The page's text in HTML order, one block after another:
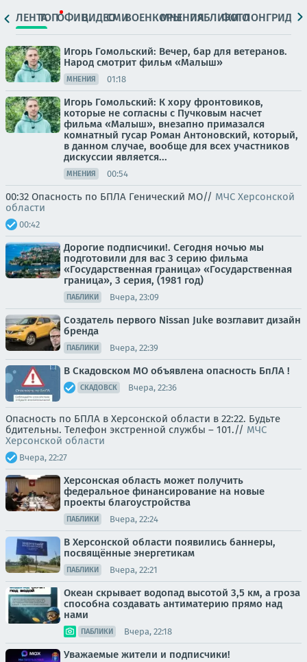
ЛЕНТАТОПОФИЦ.ВИДЕОСМИВОЕНКОРЫМНЕНИЯПАБЛИКИ
ФОТОЛОНГРИДЫ
Игорь Гомольский: Вечер, бар для ветеранов.
Народ смотрит фильм «Малыш»
МНЕНИЯ 01:18
Игорь Гомольский: К хору фронтовиков,
которые не согласны с Пучковым насчет
фильма «Малыш», внезапно примазался
комнатный гусар Роман Антоновский, который,
в данном случае, вообще для всех участников
дискуссии является...
МНЕНИЯ 00:54
00:32 Опасность по БПЛА Генический МО// МЧС Херсонской
области
00:42
Дорогие подписчики!. Сегодня ночью мы
подготовили для вас 3 серию фильма
«Государственная граница» «Государственная
граница», 3 серия, (1981 год)
ПАБЛИКИ Вчера, 23:09
Создатель первого Nissan Juke возглавит дизайн
бренда
ПАБЛИКИ Вчера, 22:39
В Скадовском МО объявлена опасность БпЛА !
СКАДОВСК Вчера, 22:36
Опасность по БПЛА в Херсонской области в 22:22. Будьте
бдительны. Телефон экстренной службы – 101.// МЧС
Херсонской области
Вчера, 22:27
Херсонская область может получить
федеральное финансирование на новые
проекты благоустройства
ПАБЛИКИ Вчера, 22:24
В Херсонской области появились баннеры,
посвящённые энергетикам
ПАБЛИКИ Вчера, 22:21
Океан скрывает водопад высотой 3,5 км, а гроза
способна создавать антиматерию прямо над
нами
ПАБЛИКИ Вчера, 22:18
Уважаемые жители и подписчики!